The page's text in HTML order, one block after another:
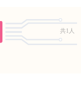
共1人